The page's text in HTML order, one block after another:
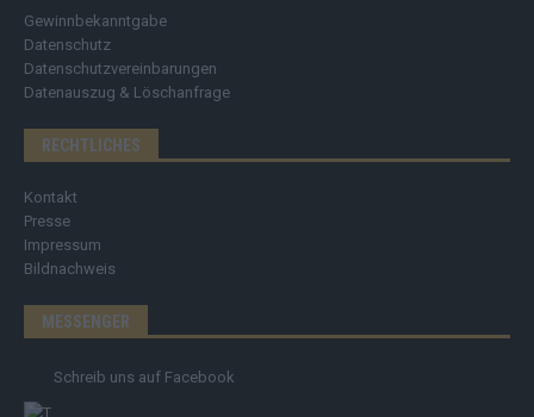
Gewinnbekanntgabe
Datenschutz
Datenschutzvereinbarungen
Datenauszug & Löschanfrage
RECHTLICHES
Kontakt
Presse
Impressum
Bildnachweis
MESSENGER
Schreib uns auf Facebook